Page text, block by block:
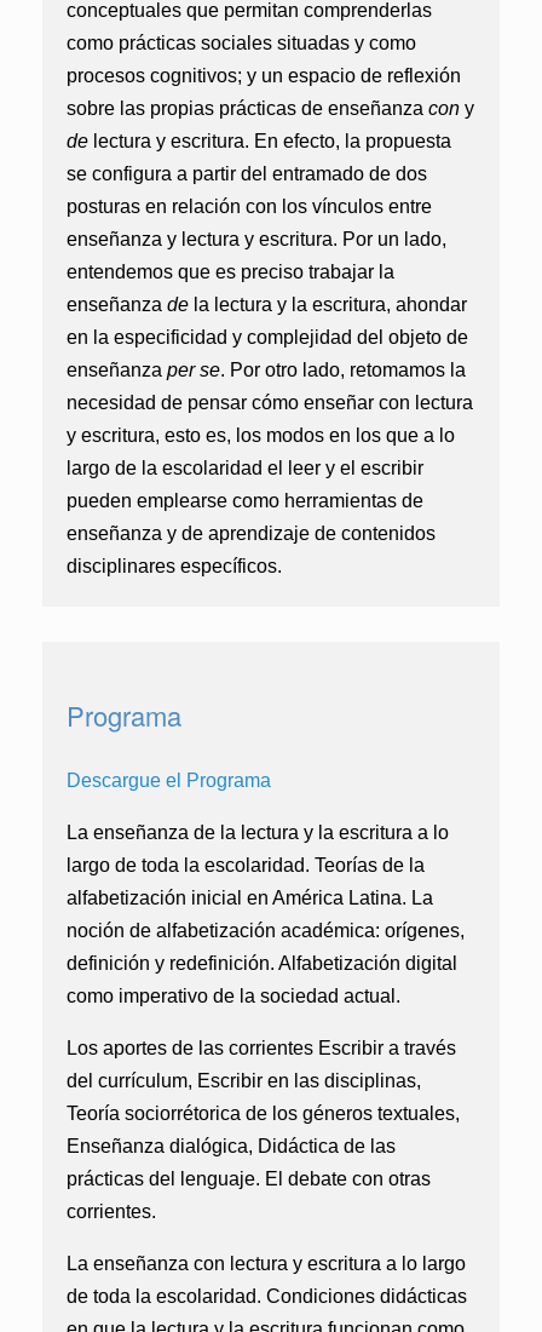
conceptuales que permitan comprenderlas
como prácticas sociales situadas y como
procesos cognitivos; y un espacio de reflexión
sobre las propias prácticas de enseñanza con y
de lectura y escritura. En efecto, la propuesta
se configura a partir del entramado de dos
posturas en relación con los vínculos entre
enseñanza y lectura y escritura. Por un lado,
entendemos que es preciso trabajar la
enseñanza de la lectura y la escritura, ahondar
en la especificidad y complejidad del objeto de
enseñanza per se. Por otro lado, retomamos la
necesidad de pensar cómo enseñar con lectura
y escritura, esto es, los modos en los que a lo
largo de la escolaridad el leer y el escribir
pueden emplearse como herramientas de
enseñanza y de aprendizaje de contenidos
disciplinares específicos.
Programa
Descargue el Programa
La enseñanza de la lectura y la escritura a lo
largo de toda la escolaridad. Teorías de la
alfabetización inicial en América Latina. La
noción de alfabetización académica: orígenes,
definición y redefinición. Alfabetización digital
como imperativo de la sociedad actual.
Los aportes de las corrientes Escribir a través
del currículum, Escribir en las disciplinas,
Teoría sociorrétorica de los géneros textuales,
Enseñanza dialógica, Didáctica de las
prácticas del lenguaje. El debate con otras
corrientes.
La enseñanza con lectura y escritura a lo largo
de toda la escolaridad. Condiciones didácticas